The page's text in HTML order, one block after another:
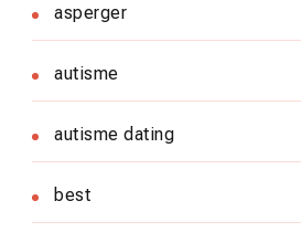
asperger
autisme
autisme dating
best